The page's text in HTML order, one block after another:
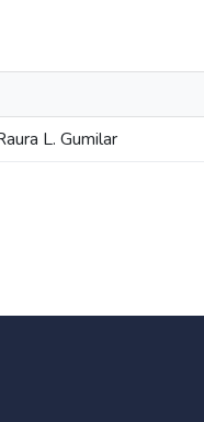
L. Gumilar